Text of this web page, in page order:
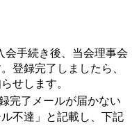
会手続き後、当会理事会
登録完了しましたら、
せします。
完了メールが届かない
不達」と記載し、下記